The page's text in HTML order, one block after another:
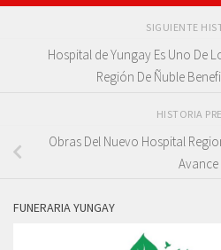
SIGUIENTE
Hospital de Yungay Es Uno De
Región De Ñuble
HISTORIA
Obras Del Nuevo Hospital
Avance
FUNERARIA YUNGAY